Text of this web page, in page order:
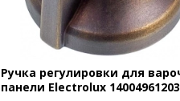
Ручка регулировки для
панели Electrolux